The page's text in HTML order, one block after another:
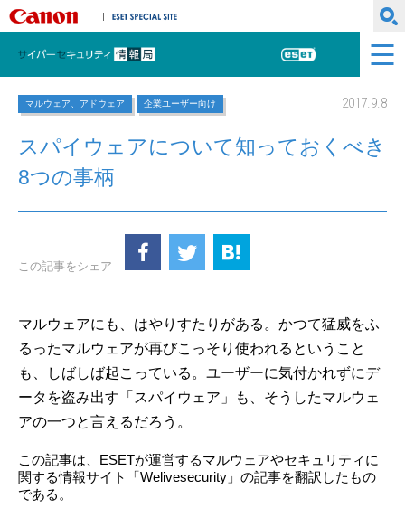
キヤノンマーケティングジャパン株式会社
サイバーセキュリティ情報局
ESET
マルウェア、アドウェア 企業ユーザー向け 2017.9.8
スパイウェアについて知っておくべき
8つの事柄
この記事をシェア
マルウェアにも、はやりすたりがある。かつて猛威をふ
るったマルウェアが再びこっそり使われるということ
も、しばしば起こっている。ユーザーに気付かれずにデ
ータを盗み出す「スパイウェア」も、そうしたマルウェ
アの一つと言えるだろう。
この記事は、ESETが運営するマルウェアやセキュリティに
関する情報サイト「Welivesecurity」の記事を翻訳したもの
である。